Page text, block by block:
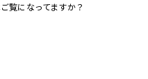
覧になってますか？